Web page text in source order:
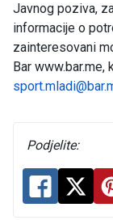
Javnog poziva,
informacije o
zainteresovani
Bar
Podjelite: